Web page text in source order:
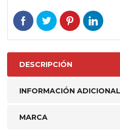
DESCRIPCIÓN
INFORMACIÓN ADICIONAL
MARCA